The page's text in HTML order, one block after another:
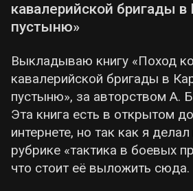
кавалерийской бригады
пустыню»
Выкладываю книгу «Поход
кавалерийской бригады в
пустыню», за авторством А.
Эта книга есть в открытом
интернете, но так как я
рубрике «тактика в боевых
что стоит её выложить сюда.